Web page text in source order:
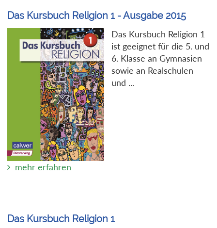
Das Kursbuch Religion 1 - Ausgabe 2015
Das Kursbuch Religion 1
ist geeignet für die 5. und
6. Klasse an Gymnasien
sowie an Realschulen
und ...
mehr erfahren
Das Kursbuch Religion 1